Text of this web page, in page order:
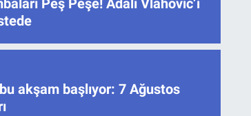
Peş Peşe! Adalı Vlahovic’i
akşam başlıyor: 7 Ağustos